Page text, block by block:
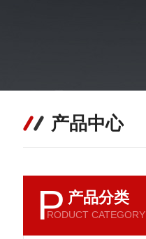
产品中心
P 产品分类
RODUCT CATEGORY